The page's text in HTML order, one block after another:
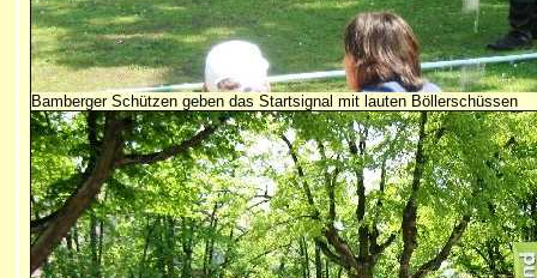
Bamberger Schützen geben das Startsignal mit lauten Böllerschüssen